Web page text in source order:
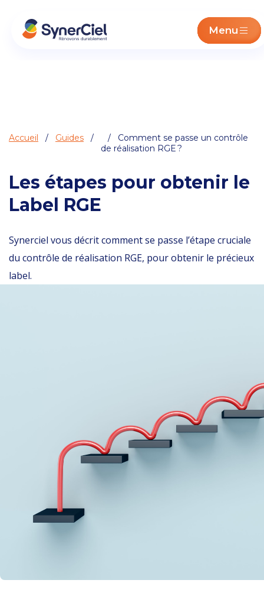
Menu
Accueil / Guides /
/ Comment se passe un contrôle
de réalisation RGE ?
Les étapes pour obtenir le
Label RGE
Synerciel vous décrit comment se passe l’étape cruciale
du contrôle de réalisation RGE, pour obtenir le précieux
label.